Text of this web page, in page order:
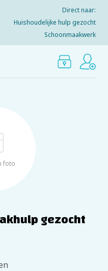
Direct naar:
Huishoudelijke hulp gezocht
Schoonmaakwerk
foto
gezocht